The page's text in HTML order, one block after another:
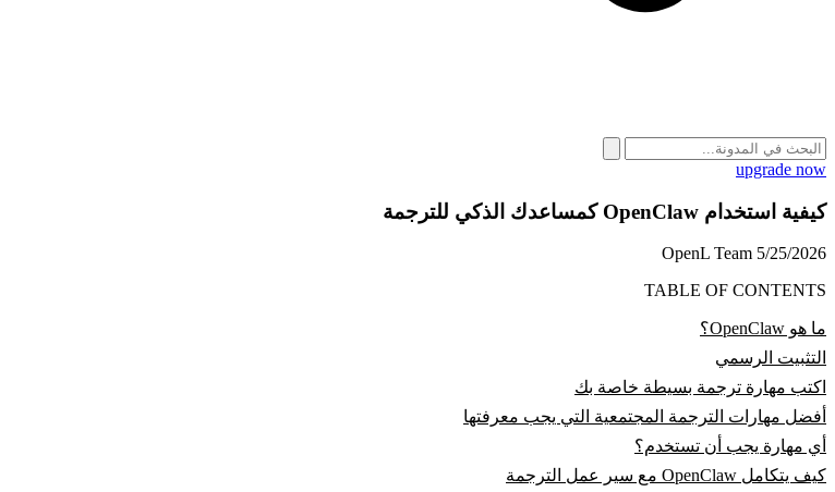
upgrade now
كيفية استخدام OpenClaw كمساعدك الذكي للترجمة
OpenL Team 5/25/2026
TABLE OF CONTENTS
ما هو OpenClaw؟
التثبيت الرسمي
اكتب مهارة ترجمة بسيطة خاصة بك
أفضل مهارات الترجمة المجتمعية التي يجب معرفتها
أي مهارة يجب أن تستخدم؟
كيف يتكامل OpenClaw مع سير عمل الترجمة